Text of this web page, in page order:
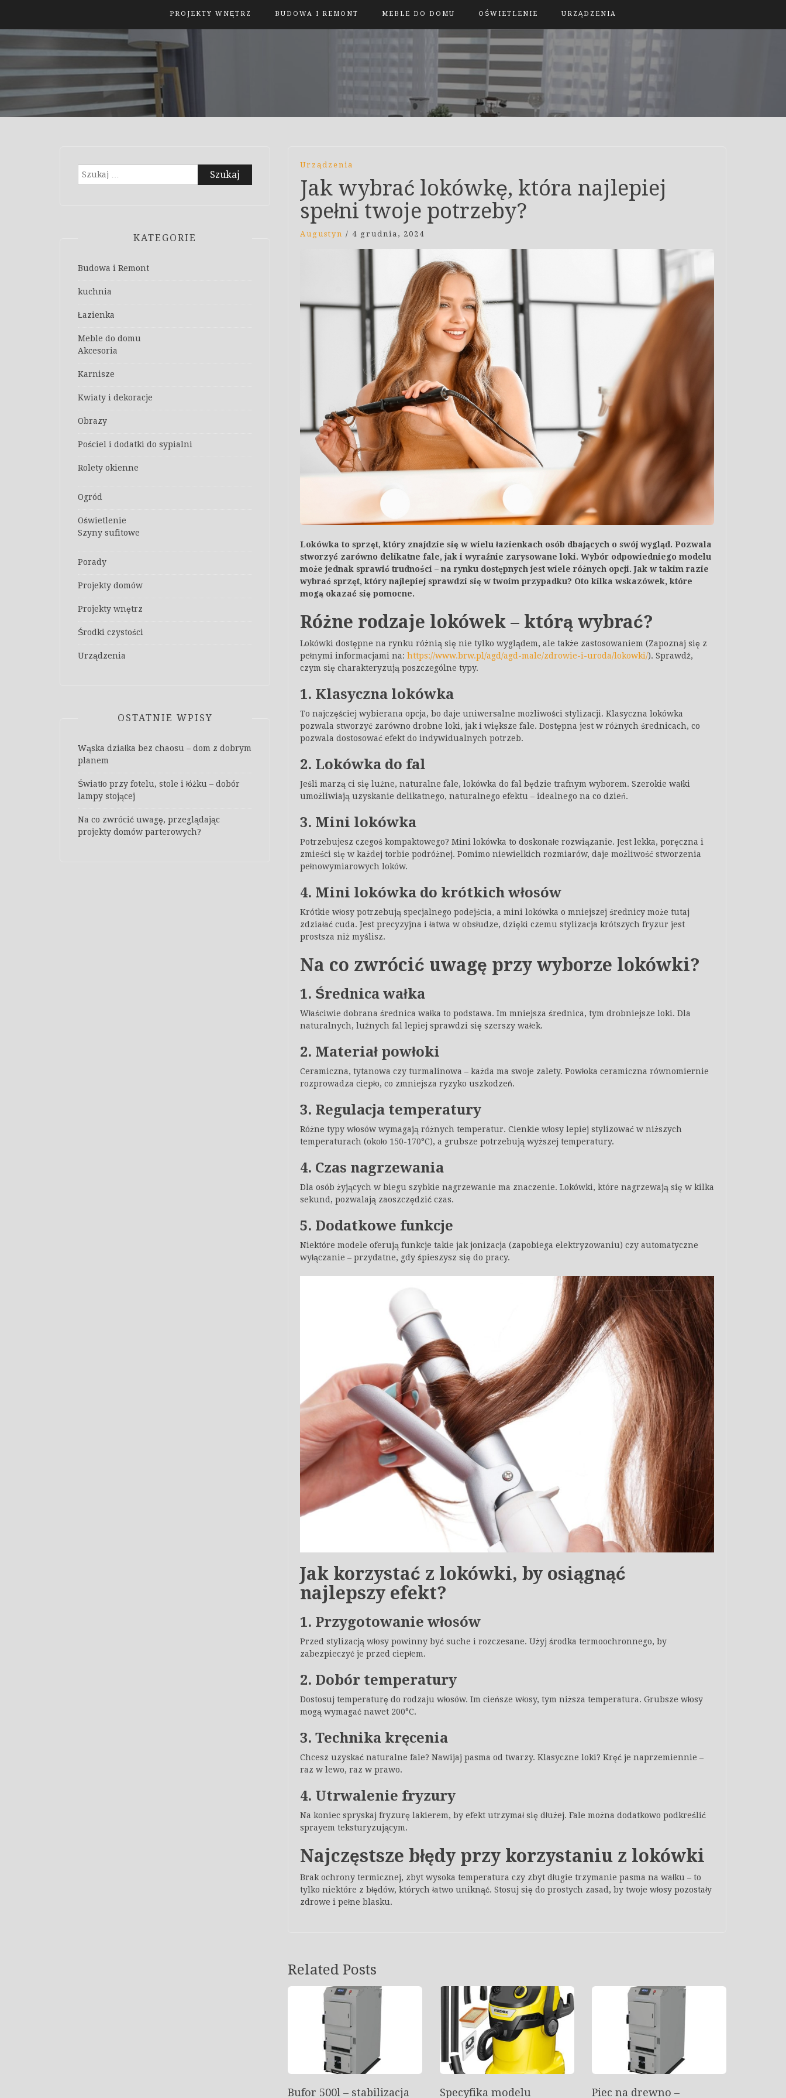
PROJEKTY WNĘTRZ BUDOWA I REMONT MEBLE DO DOMU OŚWIETLENIE URZĄDZENIA
Urządzenia
Jak wybrać lokówkę, która najlepiej
spełni twoje potrzeby?
Augustyn / 4 grudnia, 2024
Lokówka to sprzęt, który znajdzie się w wielu łazienkach osób dbających o swój wygląd. Pozwala
stworzyć zarówno delikatne fale, jak i wyraźnie zarysowane loki. Wybór odpowiedniego modelu
może jednak sprawić trudności – na rynku dostępnych jest wiele różnych opcji. Jak w takim razie
wybrać sprzęt, który najlepiej sprawdzi się w twoim przypadku? Oto kilka wskazówek, które
mogą okazać się pomocne.
Różne rodzaje lokówek – którą wybrać?
Lokówki dostępne na rynku różnią się nie tylko wyglądem, ale także zastosowaniem (Zapoznaj się z
pełnymi informacjami na: https://www.brw.pl/agd/agd-male/zdrowie-i-uroda/lokowki/). Sprawdź,
czym się charakteryzują poszczególne typy.
1. Klasyczna lokówka
To najczęściej wybierana opcja, bo daje uniwersalne możliwości stylizacji. Klasyczna lokówka
pozwala stworzyć zarówno drobne loki, jak i większe fale. Dostępna jest w różnych średnicach, co
pozwala dostosować efekt do indywidualnych potrzeb.
2. Lokówka do fal
Jeśli marzą ci się luźne, naturalne fale, lokówka do fal będzie trafnym wyborem. Szerokie wałki
umożliwiają uzyskanie delikatnego, naturalnego efektu – idealnego na co dzień.
3. Mini lokówka
Potrzebujesz czegoś kompaktowego? Mini lokówka to doskonałe rozwiązanie. Jest lekka, poręczna i
zmieści się w każdej torbie podróżnej. Pomimo niewielkich rozmiarów, daje możliwość stworzenia
pełnowymiarowych loków.
4. Mini lokówka do krótkich włosów
Krótkie włosy potrzebują specjalnego podejścia, a mini lokówka o mniejszej średnicy może tutaj
zdziałać cuda. Jest precyzyjna i łatwa w obsłudze, dzięki czemu stylizacja krótszych fryzur jest
prostsza niż myślisz.
Na co zwrócić uwagę przy wyborze lokówki?
1. Średnica wałka
Właściwie dobrana średnica wałka to podstawa. Im mniejsza średnica, tym drobniejsze loki. Dla
naturalnych, luźnych fal lepiej sprawdzi się szerszy wałek.
2. Materiał powłoki
Ceramiczna, tytanowa czy turmalinowa – każda ma swoje zalety. Powłoka ceramiczna równomiernie
rozprowadza ciepło, co zmniejsza ryzyko uszkodzeń.
3. Regulacja temperatury
Różne typy włosów wymagają różnych temperatur. Cienkie włosy lepiej stylizować w niższych
temperaturach (około 150-170°C), a grubsze potrzebują wyższej temperatury.
4. Czas nagrzewania
Dla osób żyjących w biegu szybkie nagrzewanie ma znaczenie. Lokówki, które nagrzewają się w kilka
sekund, pozwalają zaoszczędzić czas.
5. Dodatkowe funkcje
Niektóre modele oferują funkcje takie jak jonizacja (zapobiega elektryzowaniu) czy automatyczne
wyłączanie – przydatne, gdy śpieszysz się do pracy.
Jak korzystać z lokówki, by osiągnąć
najlepszy efekt?
1. Przygotowanie włosów
Przed stylizacją włosy powinny być suche i rozczesane. Użyj środka termoochronnego, by
zabezpieczyć je przed ciepłem.
2. Dobór temperatury
Dostosuj temperaturę do rodzaju włosów. Im cieńsze włosy, tym niższa temperatura. Grubsze włosy
mogą wymagać nawet 200°C.
3. Technika kręcenia
Chcesz uzyskać naturalne fale? Nawijaj pasma od twarzy. Klasyczne loki? Kręć je naprzemiennie –
raz w lewo, raz w prawo.
4. Utrwalenie fryzury
Na koniec spryskaj fryzurę lakierem, by efekt utrzymał się dłużej. Fale można dodatkowo podkreślić
sprayem teksturyzującym.
Najczęstsze błędy przy korzystaniu z lokówki
Brak ochrony termicznej, zbyt wysoka temperatura czy zbyt długie trzymanie pasma na wałku – to
tylko niektóre z błędów, których łatwo uniknąć. Stosuj się do prostych zasad, by twoje włosy pozostały
zdrowe i pełne blasku.
Related Posts
Bufor 500l – stabilizacja Specyfika modelu Piec na drewno –
Szukaj:
KATEGORIE
Budowa i Remont
kuchnia
Łazienka
Meble do domu
Akcesoria
Karnisze
Kwiaty i dekoracje
Obrazy
Pościel i dodatki do sypialni
Rolety okienne
Ogród
Oświetlenie
Szyny sufitowe
Porady
Projekty domów
Projekty wnętrz
Środki czystości
Urządzenia
OSTATNIE WPISY
Wąska działka bez chaosu – dom z dobrym
planem
Światło przy fotelu, stole i łóżku – dobór
lampy stojącej
Na co zwrócić uwagę, przeglądając
projekty domów parterowych?